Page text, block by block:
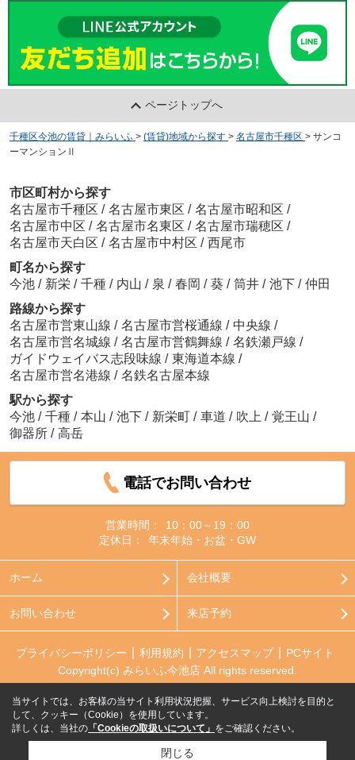
ページトップへ
千種区今池の賃貸｜みらいふ > (賃貸)地域から探す > 名古屋市千種区 > サンコ
ーマンションⅡ
市区町村から探す
名古屋市千種区 / 名古屋市東区 / 名古屋市昭和区 /
名古屋市中区 / 名古屋市名東区 / 名古屋市瑞穂区 /
名古屋市天白区 / 名古屋市中村区 / 西尾市
町名から探す
今池 / 新栄 / 千種 / 内山 / 泉 / 春岡 / 葵 / 筒井 / 池下 / 仲田
路線から探す
名古屋市営東山線 / 名古屋市営桜通線 / 中央線 /
名古屋市営名城線 / 名古屋市営鶴舞線 / 名鉄瀬戸線 /
ガイドウェイバス志段味線 / 東海道本線 /
名古屋市営名港線 / 名鉄名古屋本線
駅から探す
今池 / 千種 / 本山 / 池下 / 新栄町 / 車道 / 吹上 / 覚王山 /
御器所 / 高岳
電話でお問い合わせ
営業時間：
10：00～19：00
定休日：
年末年始・お盆・GW
ホーム 会社概要
お問い合わせ 来店予約
プライバシーポリシー 利用規約 アクセスマップ
PCサイト
Copyright(c) みらいふ今池店 All rights reserved.
当サイトでは、お客様の当サイト利用状況把握、サービス向上検討を目的と
して、クッキー（Cookie）を使用しています。
詳しくは、当社の 「Cookieの取扱いについて」 をご確認ください。
閉じる